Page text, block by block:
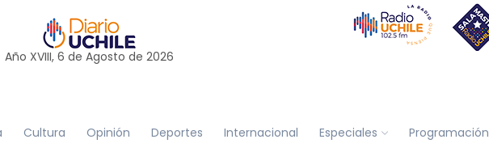
Año XVIII, 6 de Agosto de 2026
Cultura Opinión Deportes Internacional Especiales Programación